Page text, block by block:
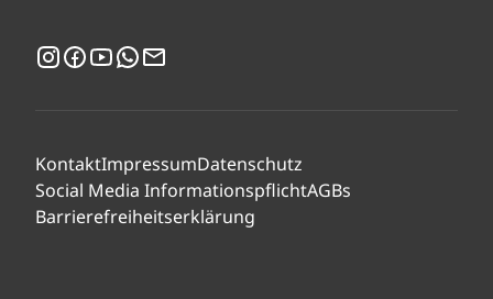
Instagram
Facebook
YouTubeWhatsApp
KontaktImpressumDatenschutz
Social Media InformationspflichtAGBs
Barrierefreiheitserklärung